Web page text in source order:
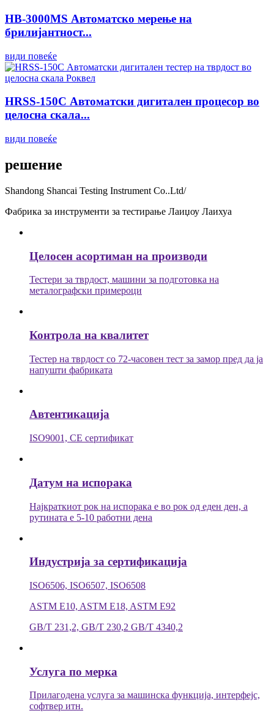
HB-3000MS Автоматско мерење на
брилијантност...
види повеќе
HRSS-150C Автоматски дигитален процесор во
целосна скала...
види повеќе
решение
Shandong Shancai Testing Instrument Co..Ltd/
Фабрика за инструменти за тестирање Лаиџоу Лаихуа
Целосен асортиман на производи
Тестери за тврдост, машини за подготовка на
металографски примероци
Контрола на квалитет
Тестер на тврдост со 72-часовен тест за замор пред да ја
напушти фабриката
Автентикација
ISO9001, CE сертификат
Датум на испорака
Најкраткиот рок на испорака е во рок од еден ден, а
рутината е 5-10 работни дена
Индустрија за сертификација
ISO6506, ISO6507, ISO6508
ASTM E10, ASTM E18, ASTM E92
GB/T 231,2, GB/T 230,2 GB/T 4340,2
Услуга по мерка
Прилагодена услуга за машинска функција, интерфејс,
софтвер итн.